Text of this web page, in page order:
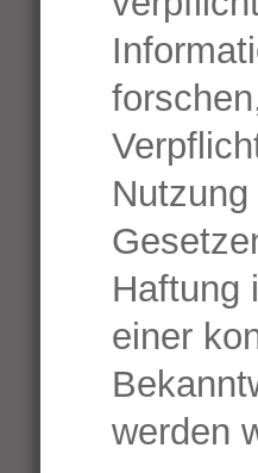
Haftung
einer
werden